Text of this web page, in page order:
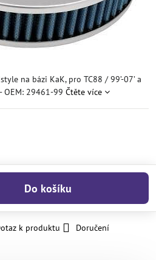
na bázi KaK, pro TC88 / 99’-07’ a
OEM: 29461-99 Čtěte více
Do košíku
k produktu
Doručení